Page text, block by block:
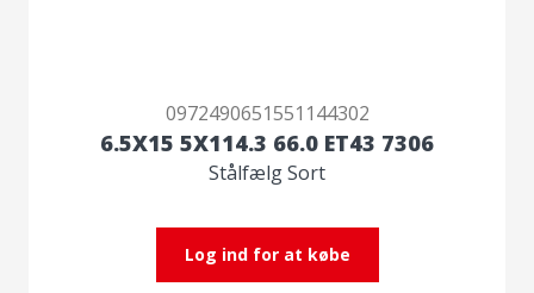
0972490651551144302
6.5X15 5X114.3 66.0 ET43 7306
Stålfælg Sort
Log ind for at købe